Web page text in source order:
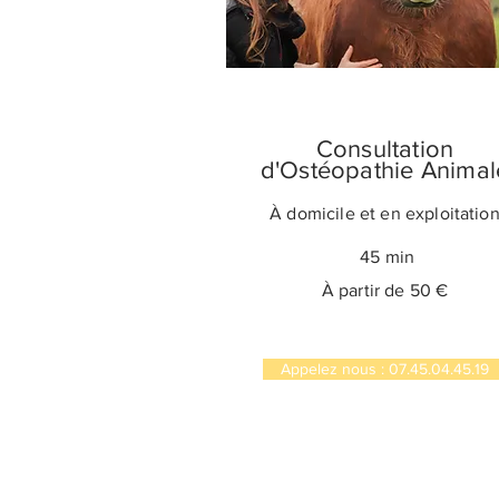
Consultation
d'Ostéopathie
À domicile et en exploitation
45 min
À partir de 50 €
Appelez nous : 07.45.04.45.19